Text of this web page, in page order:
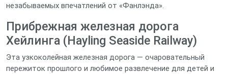
незабываемых впечатлений от «Фанлэнда».
Прибрежная железная дорога
Хейлинга (Hayling Seaside Railway)
Эта узкоколейная железная дорога — очаровательный
пережиток прошлого и любимое развлечение для детей и